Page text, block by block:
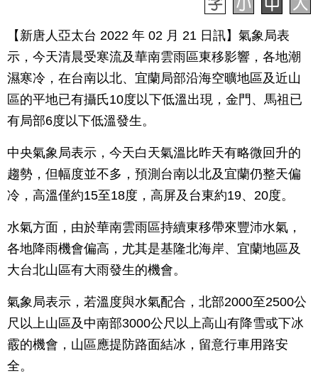
【新唐人亞太台 2022 年 02 月 21 日訊】氣象局表
示，今天清晨受寒流及華南雲雨區東移影響，各地潮
濕寒冷，在台南以北、宜蘭局部沿海空曠地區及近山
區的平地已有攝氏10度以下低溫出現，金門、馬祖已
有局部6度以下低溫發生。
中央氣象局表示，今天白天氣溫比昨天有略微回升的
趨勢，但幅度並不多，預測台南以北及宜蘭仍整天偏
冷，高溫僅約15至18度，高屏及台東約19、20度。
水氣方面，由於華南雲雨區持續東移帶來豐沛水氣，
各地降雨機會偏高，尤其是基隆北海岸、宜蘭地區及
大台北山區有大雨發生的機會。
氣象局表示，若溫度與水氣配合，北部2000至2500公
尺以上山區及中南部3000公尺以上高山有降雪或下冰
霰的機會，山區應提防路面結冰，留意行車用路安
全。